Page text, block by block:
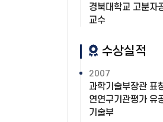
경북대학교 고분자
교수
수상실적
2007
과학기술부장관 표
연연구기관평가 유
기술부